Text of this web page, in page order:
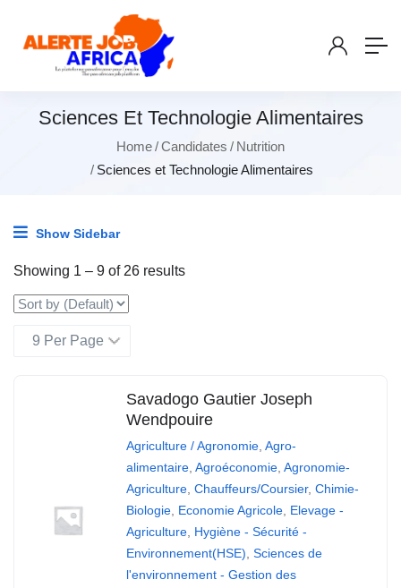
Sciences Et Technologie Alimentaires
Home Candidates
Nutrition
Sciences et Technologie Alimentaires
Show Sidebar
Showing 1 – 9 of 26 results
Savadogo Gautier Joseph
Wendpouire
Agriculture / Agronomie, Agro-
alimentaire, Agroéconomie, Agronomie-
Agriculture, Chauffeurs/Coursier, Chimie-
Biologie, Economie Agricole, Elevage -
Agriculture, Hygiène - Sécurité -
Environnement(HSE), Sciences de
l'environnement - Gestion des